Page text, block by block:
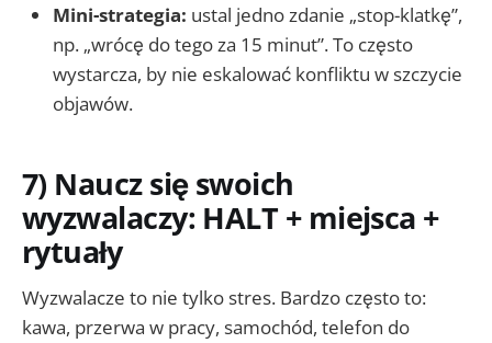
Mini-strategia: ustal jedno zdanie „stop-klatkę”,
np. „wrócę do tego za 15 minut”. To często
wystarcza, by nie eskalować konfliktu w szczycie
objawów.
7) Naucz się swoich
wyzwalaczy: HALT + miejsca +
rytuały
Wyzwalacze to nie tylko stres. Bardzo często to:
kawa, przerwa w pracy, samochód, telefon do